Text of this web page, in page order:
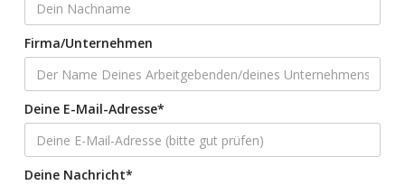
Firma/Unternehmen
Deine E-Mail-Adresse*
Deine Nachricht*